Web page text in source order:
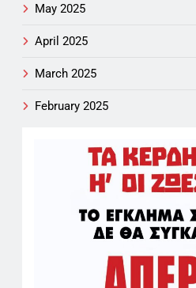
May 2025
April 2025
March 2025
February 2025